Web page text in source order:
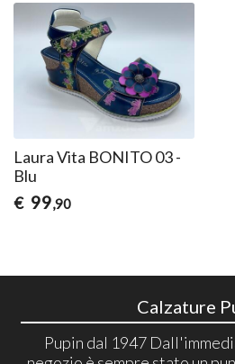
Laura Vita BONITO 03 -
Blu
€ 99,90
Calzature
Pupin dal 1947